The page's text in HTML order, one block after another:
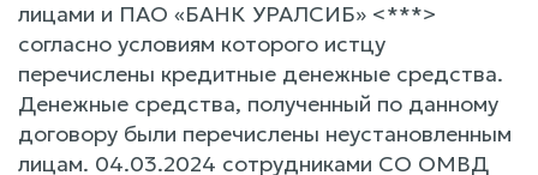
лицами и ПАО «БАНК УРАЛСИБ» <***>
согласно условиям которого истцу
перечислены кредитные денежные средства.
Денежные средства, полученный по данному
договору были перечислены неустановленным
лицам. 04.03.2024 сотрудниками СО ОМВД